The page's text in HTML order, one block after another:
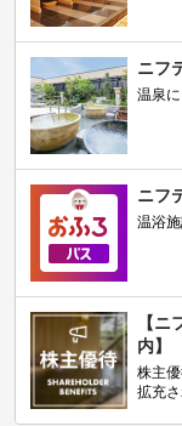
ニフ
温泉
ニフ
温浴
【
内】
株主
拡充さ